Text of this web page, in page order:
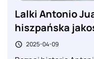
Lalki Antonio
hiszpańska
 2025-04-09